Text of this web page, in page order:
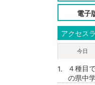
電子
アクセス
今日
４種目
の県中